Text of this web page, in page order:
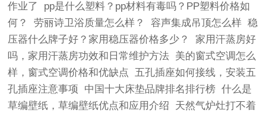
作业了
pp是什么塑料？pp材料有毒吗？PP塑料价格如
何？
劳丽诗卫浴质量怎么样？ 容声集成吊顶怎么样 稳
压器什么牌子好？家用稳压器价格多少？
家用汗蒸房好
吗，家用汗蒸房功效和日常维护方法 美的窗式空调怎么
样，窗式空调价格和优缺点
五孔插座如何接线，安装五
孔插座注意事项
中国十大床垫品牌排名排行榜 什么是
草编壁纸，草编壁纸优点和应用介绍
天然气炉灶打不着